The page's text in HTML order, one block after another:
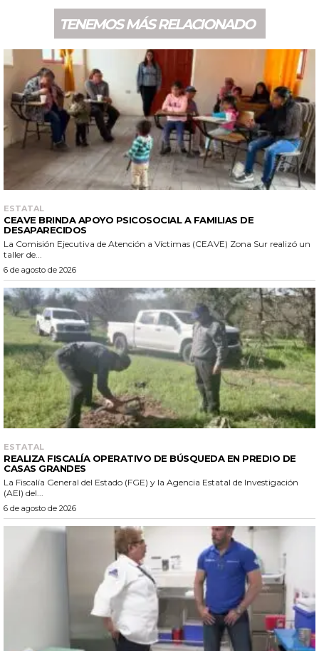
TENEMOS MÁS RELACIONADO
ESTATAL
CEAVE BRINDA APOYO PSICOSOCIAL A FAMILIAS DE
DESAPARECIDOS
La Comisión Ejecutiva de Atención a Víctimas (CEAVE) Zona Sur realizó un
taller de...
6 de agosto de 2026
ESTATAL
REALIZA FISCALÍA OPERATIVO DE BÚSQUEDA EN PREDIO DE
CASAS GRANDES
La Fiscalía General del Estado (FGE) y la Agencia Estatal de Investigación
(AEI) del...
6 de agosto de 2026